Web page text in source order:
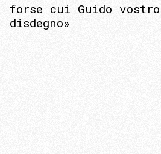
forse cui Guido
disdegno»